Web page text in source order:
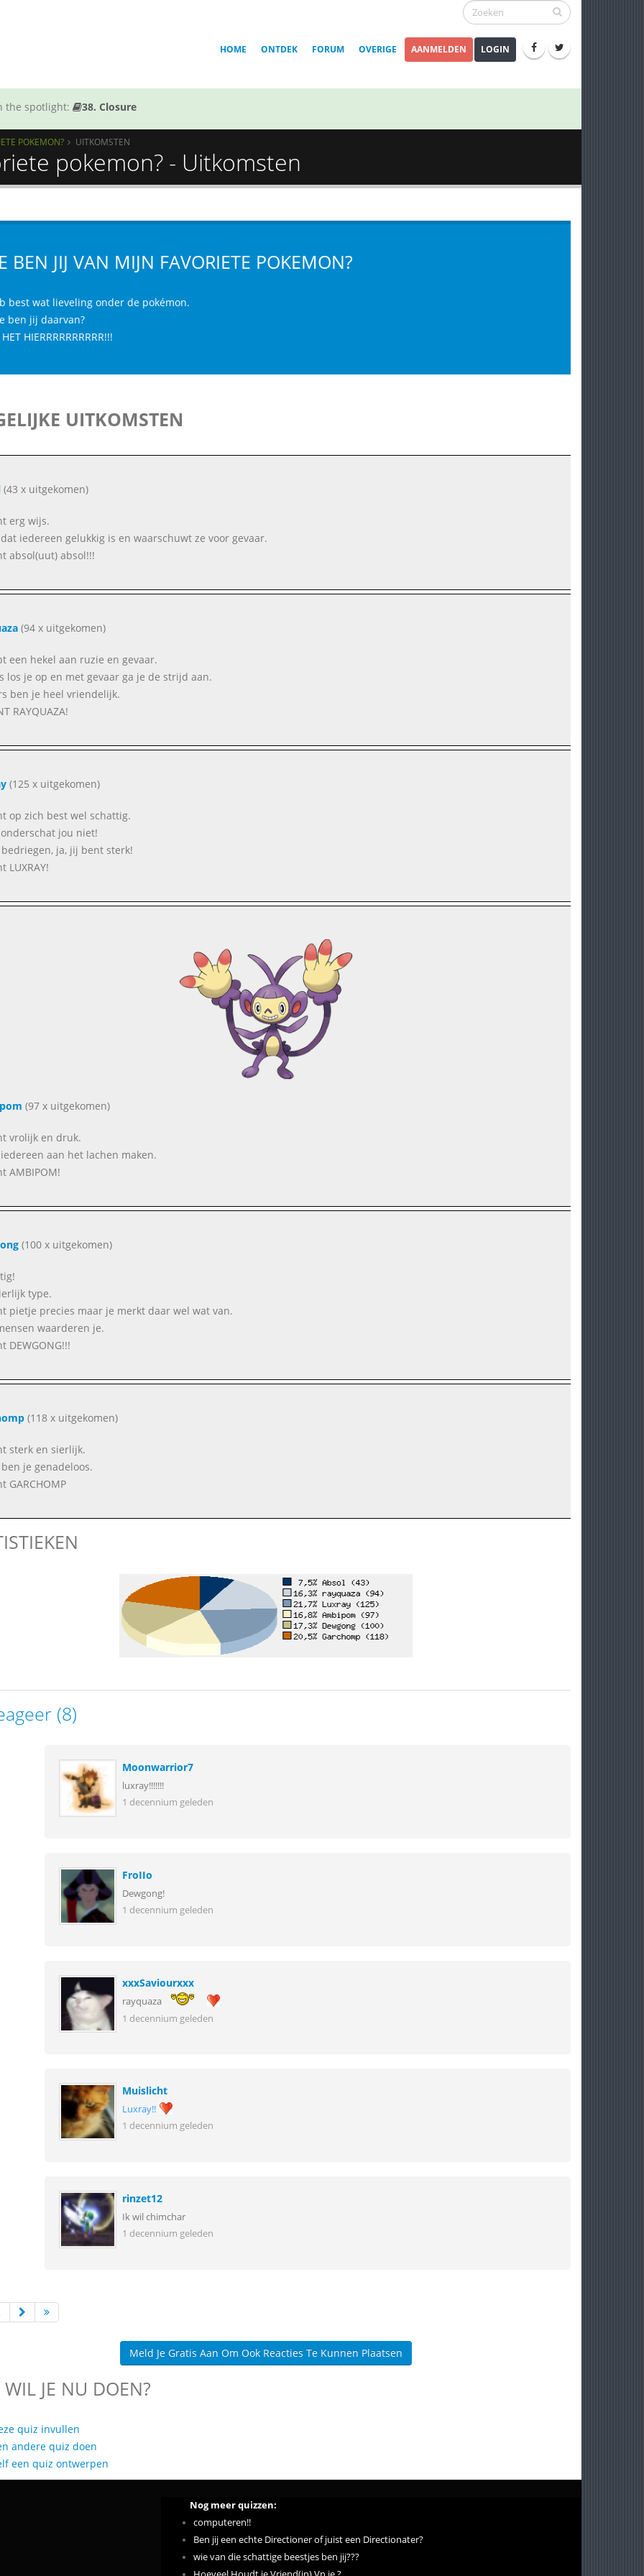
HOME ONTDEK FORUM OVERIGE AANMELDEN LOGIN
the spotlight: 38. Closure
POKEMON? UITKOMSTEN
pokemon? - Uitkomsten
BEN JIJ VAN MIJN FAVORIETE POKEMON?
best wat lieveling onder de pokémon.
ben jij daarvan?
HIERRRRRRRRRR!!!
UITKOMSTEN
(43 x uitgekomen)
erg wijs.
iedereen gelukkig is en waarschuwt ze voor gevaar.
absol(uut) absol!!!
(94 x uitgekomen)
een hekel aan ruzie en gevaar.
los je op en met gevaar ga je de strijd aan.
ben je heel vriendelijk.
RAYQUAZA!
(125 x uitgekomen)
op zich best wel schattig.
jou niet!
ja, jij bent sterk!
LUXRAY!
(97 x uitgekomen)
vrolijk en druk.
aan het lachen maken.
AMBIPOM!
(100 x uitgekomen)
type.
pietje precies maar je merkt daar wel wat van.
waarderen je.
DEWGONG!!!
(118 x uitgekomen)
sterk en sierlijk.
je genadeloos.
GARCHOMP
(8)
Moonwarrior7
luxray!!!!!!!
1 decennium geleden
FroIIo
Dewgong!
1 decennium geleden
xxxSaviourxxx
rayquaza
1 decennium geleden
Muislicht
Luxray!!
1 decennium geleden
rinzet12
Ik wil chimchar
1 decennium geleden
Meld Je Gratis Aan Om Ook Reacties Te Kunnen Plaatsen
JE NU DOEN?
quiz invullen
andere quiz doen
een quiz ontwerpen
Nog meer quizzen:
computeren!!
Ben jij een echte Directioner of juist een Directionater?
wie van die schattige beestjes ben jij???